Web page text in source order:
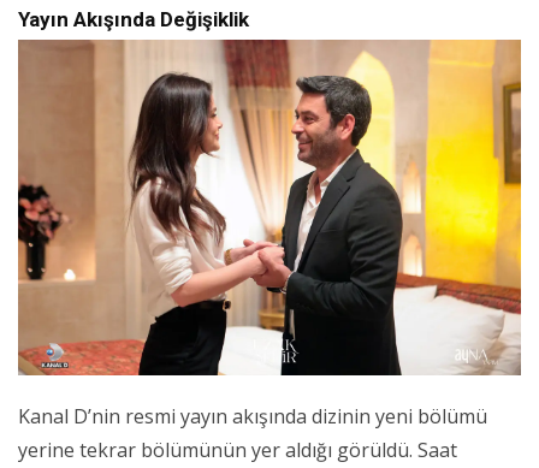
Yayın Akışında Değişiklik
Kanal D’nin resmi yayın akışında dizinin yeni bölümü
yerine tekrar bölümünün yer aldığı görüldü. Saat